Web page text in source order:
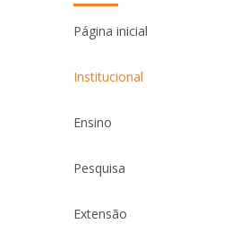
Página inicial
Institucional
Ensino
Pesquisa
Extensão